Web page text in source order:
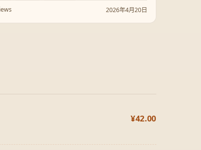
2026年4月20日
¥42.00